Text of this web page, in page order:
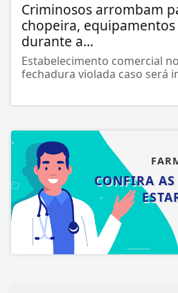
Criminosos arrombam
chopeira,
durante a...
Estabelecimento comercial
fechadura violada caso será
CONFIRA